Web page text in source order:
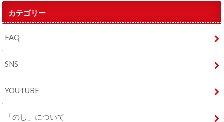
カテゴリー
FAQ
SNS
YOUTUBE
「のし」について